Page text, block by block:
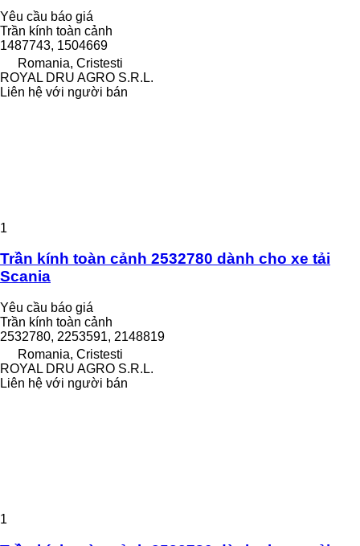
Yêu cầu báo giá
Trần kính toàn cảnh
1487743, 1504669
Romania, Cristesti
ROYAL DRU AGRO S.R.L.
Liên hệ với người bán
1
Trần kính toàn cảnh 2532780 dành cho xe tải
Scania
Yêu cầu báo giá
Trần kính toàn cảnh
2532780, 2253591, 2148819
Romania, Cristesti
ROYAL DRU AGRO S.R.L.
Liên hệ với người bán
1